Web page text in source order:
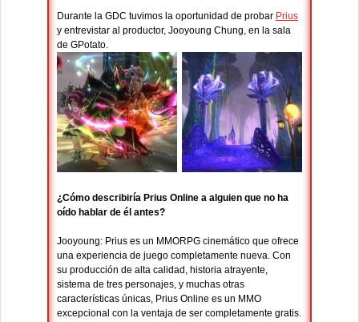
Durante la GDC tuvimos la oportunidad de probar Prius
y entrevistar al productor, Jooyoung Chung, en la sala
de GPotato.
¿Cómo describiría Prius Online a alguien que no ha
oído hablar de él antes?
Jooyoung: Prius es un MMORPG cinemático que ofrece
una experiencia de juego completamente nueva. Con
su producción de alta calidad, historia atrayente,
sistema de tres personajes, y muchas otras
características únicas, Prius Online es un MMO
excepcional con la ventaja de ser completamente gratis.